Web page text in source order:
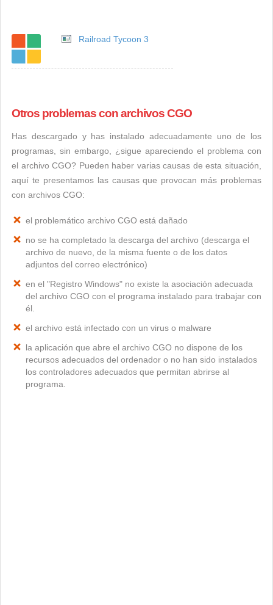
Railroad Tycoon 3
Otros problemas con archivos CGO
Has descargado y has instalado adecuadamente uno de los
programas, sin embargo, ¿sigue apareciendo el problema con
el archivo CGO? Pueden haber varias causas de esta situación,
aquí te presentamos las causas que provocan más problemas
con archivos CGO:
el problemático archivo CGO está dañado
no se ha completado la descarga del archivo (descarga el
archivo de nuevo, de la misma fuente o de los datos
adjuntos del correo electrónico)
en el "Registro Windows" no existe la asociación adecuada
del archivo CGO con el programa instalado para trabajar con
él.
el archivo está infectado con un virus o malware
la aplicación que abre el archivo CGO no dispone de los
recursos adecuados del ordenador o no han sido instalados
los controladores adecuados que permitan abrirse al
programa.